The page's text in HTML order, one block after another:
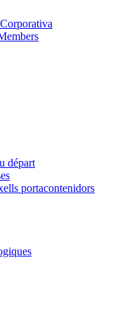
départ
portacontenidors